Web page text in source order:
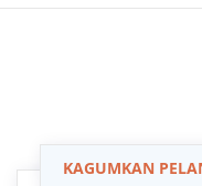
KAGUMKAN